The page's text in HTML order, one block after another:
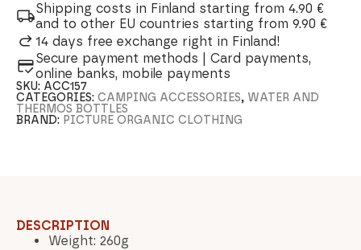
Shipping costs in Finland starting from 4.90 €
and to other EU countries starting from 9.90 €
14 days free exchange right in Finland!
Secure payment methods | Card payments,
online banks, mobile payments
SKU: ACC157
CATEGORIES:CAMPING ACCESSORIES, WATER AND
THERMOS BOTTLES
BRAND: PICTURE ORGANIC CLOTHING
DESCRIPTION
Weight: 260g